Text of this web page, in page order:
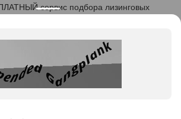
сервис подбора лизинговых
область, г. Красногорск, ул.